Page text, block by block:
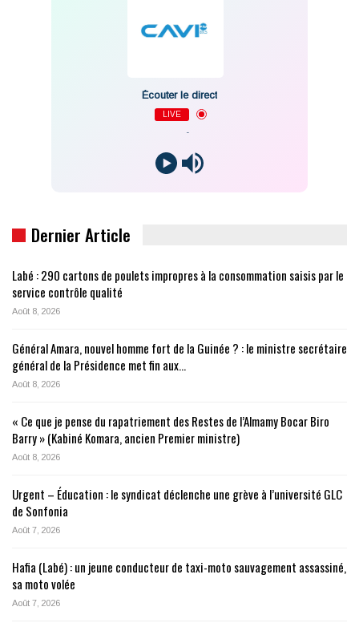
Écouter le direct
LIVE
Dernier Article
Labé : 290 cartons de poulets impropres à la consommation saisis par le
service contrôle qualité
Août 8, 2026
Général Amara, nouvel homme fort de la Guinée ? : le ministre secrétaire
général de la Présidence met fin aux…
Août 8, 2026
« Ce que je pense du rapatriement des Restes de l’Almamy Bocar Biro
Barry » (Kabiné Komara, ancien Premier ministre)
Août 8, 2026
Urgent – Éducation : le syndicat déclenche une grève à l’université GLC
de Sonfonia
Août 7, 2026
Hafia (Labé) : un jeune conducteur de taxi-moto sauvagement assassiné,
sa moto volée
Août 7, 2026